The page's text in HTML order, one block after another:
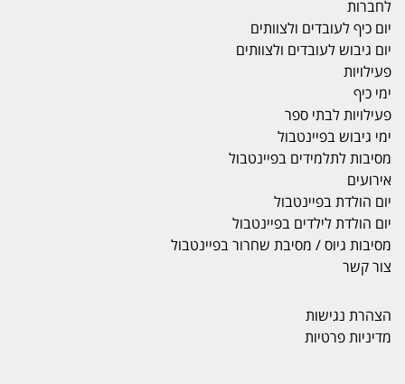
לחברות
יום כיף לעובדים ולצוותים
יום גיבוש לעובדים ולצוותים
פעילויות
ימי כיף
פעילויות לבתי ספר
ימי גיבוש בפיינטבול
מסיבות לתלמידים בפיינטבול
אירועים
יום הולדת בפיינטבול
יום הולדת לילדים בפיינטבול
מסיבות גיוס / מסיבת שחרור בפיינטבול
צור קשר
הצהרת נגישות
מדיניות פרטיות